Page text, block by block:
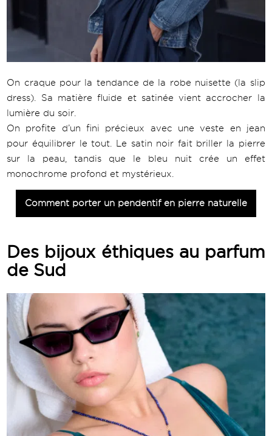
On craque pour la tendance de la robe nuisette (la slip
dress). Sa matière fluide et satinée vient accrocher la
lumière du soir.
On profite d’un fini précieux avec une veste en jean
pour équilibrer le tout. Le satin noir fait briller la pierre
sur la peau, tandis que le bleu nuit crée un effet
monochrome profond et mystérieux.
Comment porter un pendentif en pierre naturelle
Des bijoux éthiques au parfum
de Sud